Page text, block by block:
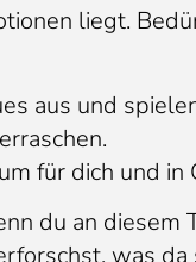
liegt.
aus und
für dich und in
du an diesem